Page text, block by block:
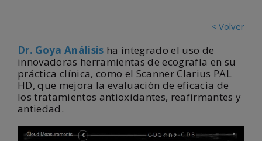
< Volver
Dr. Goya Análisis ha integrado el uso de
innovadoras herramientas de ecografía en su
práctica clínica, como el Scanner Clarius PAL
HD, que mejora la evaluación de eficacia de
los tratamientos antioxidantes, reafirmantes y
antiedad.